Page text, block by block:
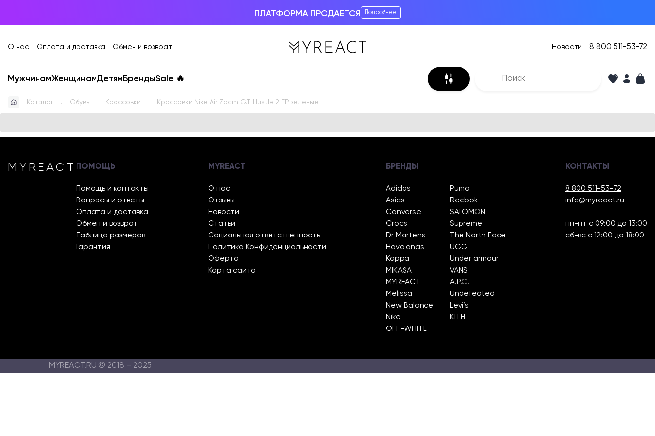
ПЛАТФОРМА ПРОДАЕТСЯ Подробнее
О нас Оплата и доставка Обмен и возврат Новости 8 800 511-53-72
МужчинамЖенщинамДетям БрендыSale 🔥
Каталог Обувь Кроссовки Кроссовки Nike Air Zoom G.T. Hustle 2 EP зеленые
MYREACT ПОМОЩЬ
Помощь и контакты
Вопросы и ответы
Оплата и доставка
Обмен и возврат
Таблица размеров
Гарантия
MYREACT
О нас
Отзывы
Новости
Статьи
Социальная ответственность
Политика Конфиденциальности
Оферта
Карта сайта
БРЕНДЫ
Adidas
Asics
Converse
Crocs
Dr Martens
Havaianas
Kappa
MIKASA
MYREACT
Melissa
New Balance
Nike
OFF-WHITE
Puma
Reebok
SALOMON
Supreme
The North Face
UGG
Under armour
VANS
A.P.C.
Undefeated
Levi’s
KITH
КОНТАКТЫ
8 800 511-53-72
info@myreact.ru
пн-пт с 09:00 до 13:00
сб-вс с 12:00 до 18:00
MYREACT.RU © 2018 – 2025